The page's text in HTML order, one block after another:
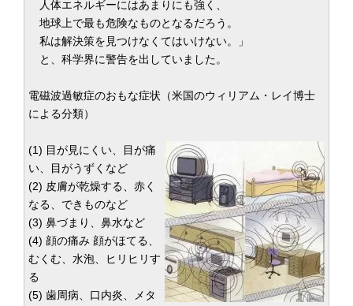
人体エネルギーにはあまりにも強く、
地球上で最も危険なものとなるだろう。
私は解決策を見つけなくてはいけない。」
と、科学界に警告を出していました。
電磁波過敏症のおもな症状（米国のウィリアム・レイ博士
による分類）
(1) 目が見にくい、目が痛
い、目がうずくなど
(2) 皮膚が乾燥する、赤く
なる、できものなど
(3) 鼻づまり、鼻水など
(4) 顔の痛み 顔がほてる、
むくむ、水泡、ヒリヒリす
る
(5) 歯周病、口内炎、メタ